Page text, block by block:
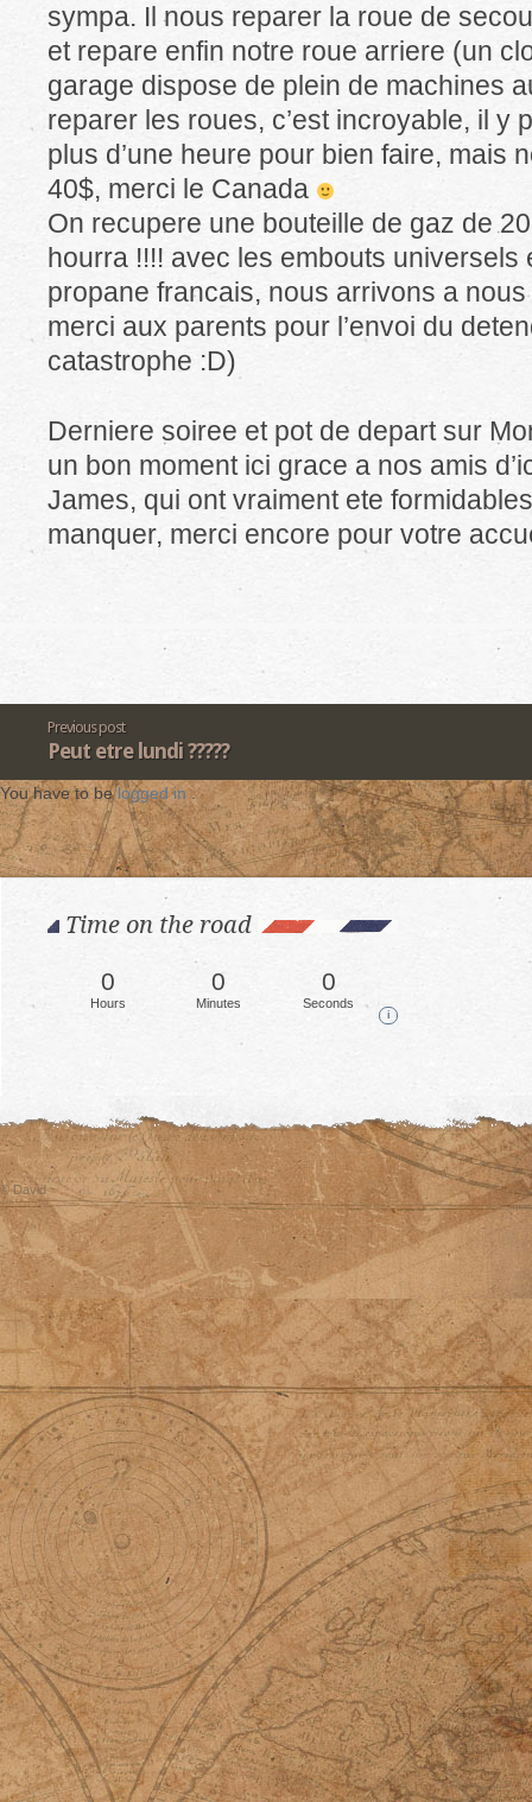
sympa. Il nous reparer la roue de
et repare enfin notre roue arriere (un
garage dispose de plein de machines
reparer les roues, c’est incroyable, il y
plus d’une heure pour bien faire, mais
40$, merci le Canada
On recupere une bouteille de gaz de
hourra !!!! avec les embouts universels
propane francais, nous arrivons a
merci aux parents pour l’envoi du
catastrophe :D)
Derniere soiree et pot de depart sur
un bon moment ici grace a nos amis
James, qui ont vraiment ete
manquer, merci encore pour votre
Previous post
Peut etre lundi ?????
You have to belogged in.
Time on the road
0
Hours
0
Minutes
0
Seconds
i
© David